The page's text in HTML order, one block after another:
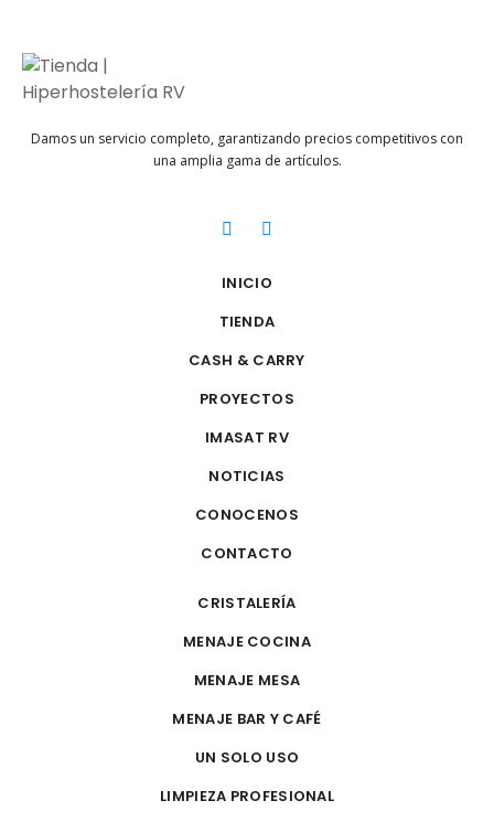
Damos un servicio completo, garantizando precios competitivos con
una amplia gama de artículos.
INICIO
TIENDA
CASH & CARRY
PROYECTOS
IMASAT RV
NOTICIAS
CONOCENOS
CONTACTO
CRISTALERÍA
MENAJE COCINA
MENAJE MESA
MENAJE BAR Y CAFÉ
UN SOLO USO
LIMPIEZA PROFESIONAL